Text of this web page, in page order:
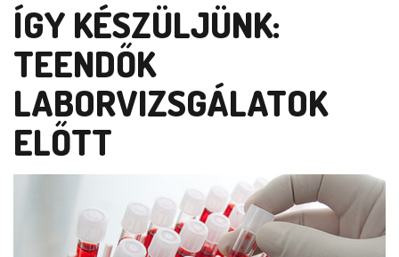
ÍGY KÉSZÜLJÜNK:
TEENDŐK
LABORVIZSGÁLATOK
ELŐTT